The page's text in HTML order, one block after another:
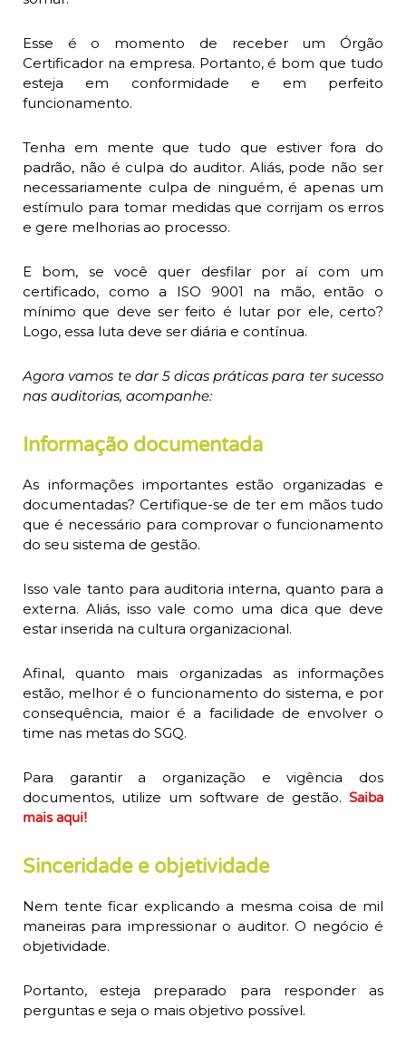
Esse é o momento de receber um Órgão
Certificador na empresa. Portanto, é bom que tudo
esteja em conformidade e em perfeito
funcionamento.
Tenha em mente que tudo que estiver fora do
padrão, não é culpa do auditor. Aliás, pode não ser
necessariamente culpa de ninguém, é apenas um
estímulo para tomar medidas que corrijam os erros
e gere melhorias ao processo.
E bom, se você quer desfilar por aí com um
certificado, como a ISO 9001 na mão, então o
mínimo que deve ser feito é lutar por ele, certo?
Logo, essa luta deve ser diária e contínua.
Agora vamos te dar 5 dicas práticas para ter sucesso
nas auditorias, acompanhe:
Informação documentada
As informações importantes estão organizadas e
documentadas? Certifique-se de ter em mãos tudo
que é necessário para comprovar o funcionamento
do seu sistema de gestão.
Isso vale tanto para auditoria interna, quanto para a
externa. Aliás, isso vale como uma dica que deve
estar inserida na cultura organizacional.
Afinal, quanto mais organizadas as informações
estão, melhor é o funcionamento do sistema, e por
consequência, maior é a facilidade de envolver o
time nas metas do SGQ.
Para garantir a organização e vigência dos
documentos, utilize um software de gestão. Saiba
mais aqui!
Sinceridade e objetividade
Nem tente ficar explicando a mesma coisa de mil
maneiras para impressionar o auditor. O negócio é
objetividade.
Portanto, esteja preparado para responder as
perguntas e seja o mais objetivo possível.